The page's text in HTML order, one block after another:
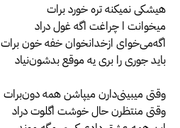
هیشکی نمیکنه تره خورد برات
میخوانت ا چراغت اگه غول دراد
اگه‌می‌خوای از‌خدا‌نخوان خفه خون برات
باید جوری‌ را بری یه موقع بدشون‌نیاد
وقتی میبینی‌دارن میپاشن همه دون‌برات
وقتی منتظرن حال خوشت ا‌گلوت دراد